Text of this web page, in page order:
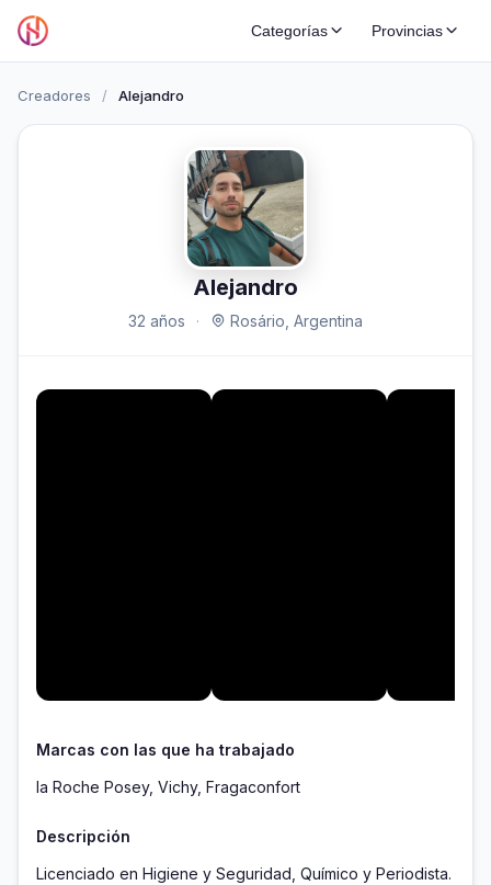
Categorías Provincias
Creadores / Alejandro
Alejandro
32 años · Rosário, Argentina
Marcas con las que ha trabajado
la Roche Posey, Vichy, Fragaconfort
Descripción
Licenciado en Higiene y Seguridad, Químico y Periodista.